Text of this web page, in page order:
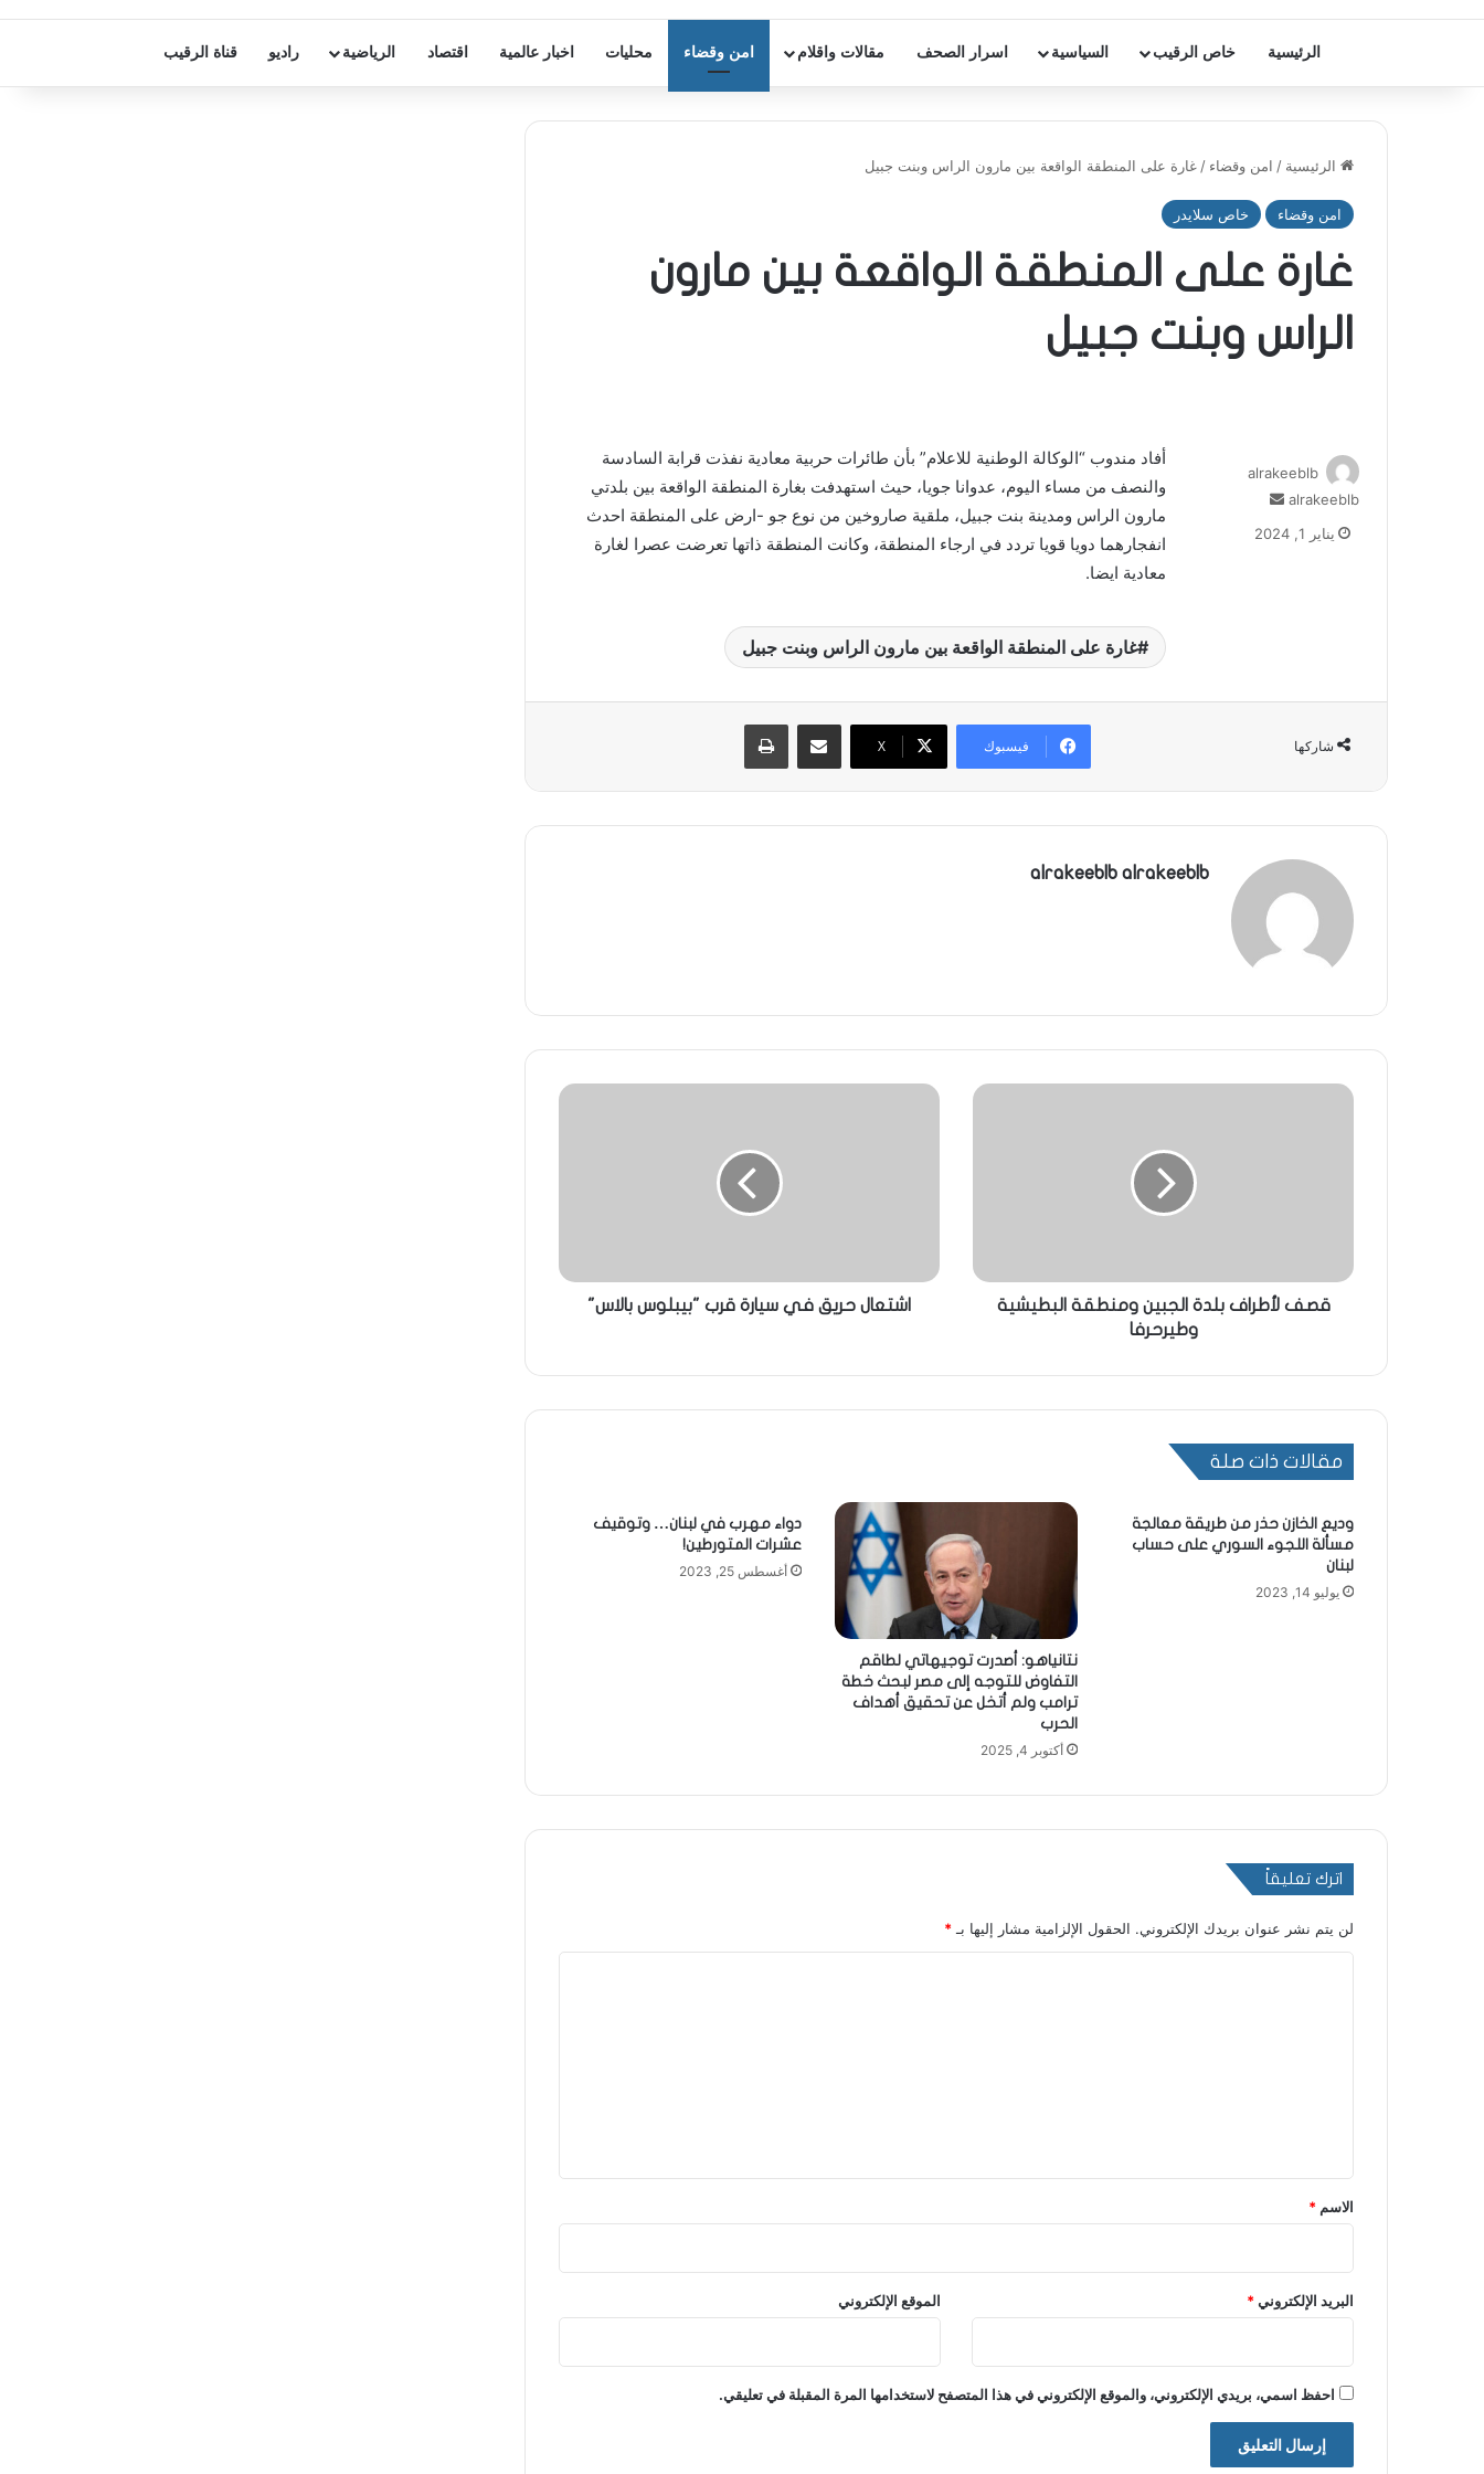
الرئيسية خاص الرقيب السياسية اسرار الصحف مقالات واقلام امن وقضاء محليات اخبار عالمية اقتصاد الرياضية راديو قناة الرقيب
الرئيسية / امن وقضاء / غارة على المنطقة الواقعة بين مارون الراس وبنت جبيل
امن وقضاء خاص سلايدر
غارة على المنطقة الواقعة بين مارون
الراس وبنت جبيل
أفاد مندوب “الوكالة الوطنية للاعلام” بأن طائرات حربية معادية نفذت قرابة السادسة
والنصف من مساء اليوم، عدوانا جويا، حيث استهدفت بغارة المنطقة الواقعة بين بلدتي
مارون الراس ومدينة بنت جبيل، ملقية صاروخين من نوع جو -ارض على المنطقة احدث
انفجارهما دويا قويا تردد في ارجاء المنطقة، وكانت المنطقة ذاتها تعرضت عصرا لغارة
معادية ايضا.
غارة على المنطقة الواقعة بين مارون الراس وبنت جبيل
alrakeeblb
alrakeeblb
إ
و
ي
يناير 1, 2024
شاركها فيسبوك X
alrakeeblb alrakeeblb
قصف لأطراف بلدة الجبين ومنطقة البطيشية
وطيرحرفا
اشتعال حريق في سيارة قرب "بيبلوس بالاس"
مقالات ذات صلة
وديع الخازن حذر من طريقة معالجة
مسألة اللجوء السوري على حساب
لبنان
يوليو 14, 2023
نتانياهو: أصدرت توجيهاتي لطاقم
التفاوض للتوجه إلى مصر لبحث خطة
ترامب ولم أتخل عن تحقيق أهداف
الحرب
أكتوبر 4, 2025
دواء مهرب في لبنان… وتوقيف
عشرات المتورطين!
أغسطس 25, 2023
اترك تعليقاً
لن يتم نشر عنوان بريدك الإلكتروني. الحقول الإلزامية مشار إليها بـ *
*
الاسم *
البريد الإلكتروني* الموقع الإلكتروني
احفظ اسمي، بريدي الإلكتروني، والموقع الإلكتروني في هذا المتصفح لاستخدامها المرة المقبلة في تعليقي.